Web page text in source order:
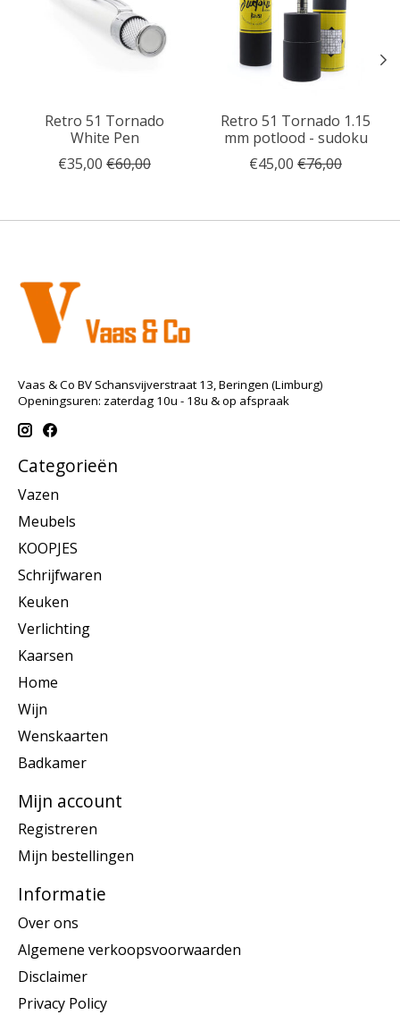
Retro 51 Tornado
White Pen
€35,00 €60,00
Retro 51 Tornado 1.15
mm potlood - sudoku
€45,00 €76,00
Vaas & Co BV Schansvijverstraat 13, Beringen (Limburg)
Openingsuren: zaterdag 10u - 18u & op afspraak
Categorieën
Vazen
Meubels
KOOPJES
Schrijfwaren
Keuken
Verlichting
Kaarsen
Home
Wijn
Wenskaarten
Badkamer
Mijn account
Registreren
Mijn bestellingen
Informatie
Over ons
Algemene verkoopsvoorwaarden
Disclaimer
Privacy Policy